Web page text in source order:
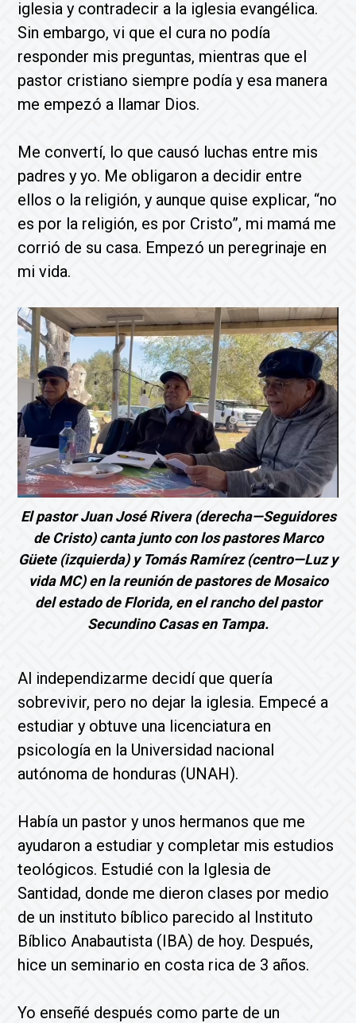
iglesia y contradecir a la iglesia evangélica.
Sin embargo, vi que el cura no podía
responder mis preguntas, mientras que el
pastor cristiano siempre podía y esa manera
me empezó a llamar Dios.
Me convertí, lo que causó luchas entre mis
padres y yo. Me obligaron a decidir entre
ellos o la religión, y aunque quise explicar, “no
es por la religión, es por Cristo”, mi mamá me
corrió de su casa. Empezó un peregrinaje en
mi vida.
El pastor Juan José Rivera (derecha—Seguidores
de Cristo) canta junto con los pastores Marco
Güete (izquierda) y Tomás Ramírez (centro—Luz y
vida MC) en la reunión de pastores de Mosaico
del estado de Florida, en el rancho del pastor
Secundino Casas en Tampa.
Al independizarme decidí que quería
sobrevivir, pero no dejar la iglesia. Empecé a
estudiar y obtuve una licenciatura en
psicología en la Universidad nacional
autónoma de honduras (UNAH).
Había un pastor y unos hermanos que me
ayudaron a estudiar y completar mis estudios
teológicos. Estudié con la Iglesia de
Santidad, donde me dieron clases por medio
de un instituto bíblico parecido al Instituto
Bíblico Anabautista (IBA) de hoy. Después,
hice un seminario en costa rica de 3 años.
Yo enseñé después como parte de un